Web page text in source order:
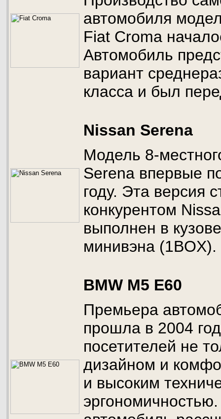
автомобиля
Fiat Croma
Автомобиль
вариант
класса и был
Nissan Serena
Модель 8-
Serena впервые
году. Эта версия
конкурентом
выполнен в
минивэна (1BOX).
BMW M5 E60
Премьера
прошла в 2004
посетителей не
дизайном и
и высоким